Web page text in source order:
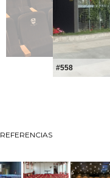
#558
REFERENCIAS